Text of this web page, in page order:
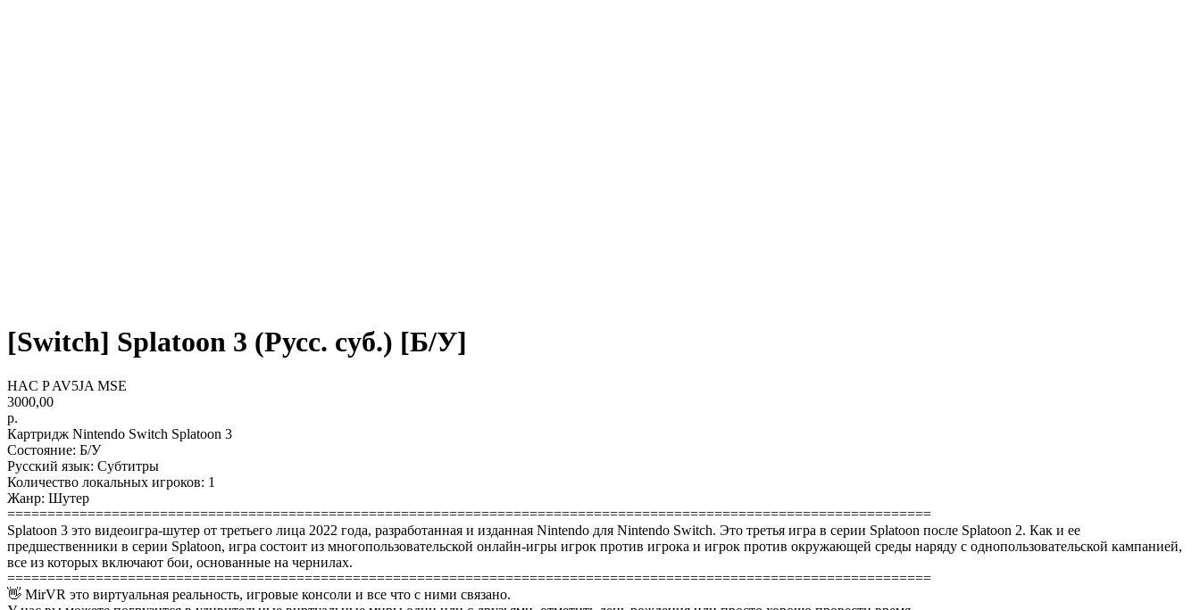
[Switch] Splatoon 3 (Русс. суб.) [Б/У]
HAC P AV5JA MSE
3000,00
р.
Картридж Nintendo Switch Splatoon 3
Состояние: Б/У
Русский язык: Субтитры
Количество локальных игроков: 1
Жанр: Шутер
===================================================================================================================
Splatoon 3 это видеоигра-шутер от третьего лица 2022 года, разработанная и изданная Nintendo для Nintendo Switch. Это третья игра в серии Splatoon после Splatoon 2. Как и ее
предшественники в серии Splatoon, игра состоит из многопользовательской онлайн-игры игрок против игрока и игрок против окружающей среды наряду с однопользовательской кампанией,
все из которых включают бои, основанные на чернилах.
===================================================================================================================
👋 MirVR это виртуальная реальность, игровые консоли и все что с ними связано.